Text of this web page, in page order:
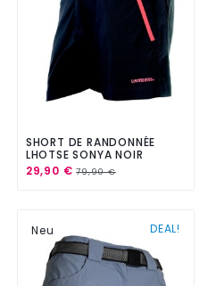
SHORT DE RANDONNÉE
LHOTSE SONYA NOIR
29,90 €79,90 €
DEAL!
Neu